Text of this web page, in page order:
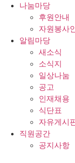
나눔마당
후원안내
자원봉사
알림마당
새소식
소식지
일상나눔
공고
인재채용
식단표
자유게시
직원공간
공지사항